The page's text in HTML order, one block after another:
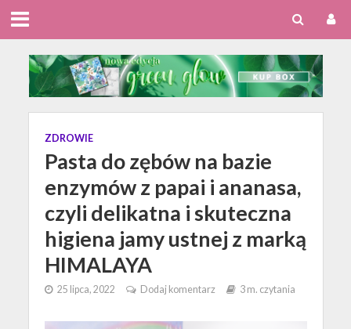
ZDROWIE
Pasta do zębów na bazie
enzymów z papai i ananasa,
czyli delikatna i skuteczna
higiena jamy ustnej z marką
HIMALAYA
25 lipca, 2022 Dodaj komentarz 3 m. czytania